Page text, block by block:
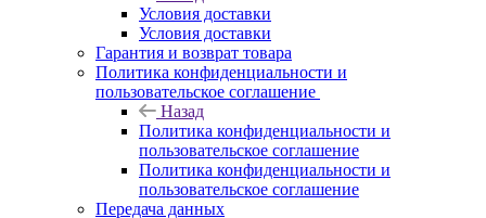
Условия доставки
Условия доставки
Гарантия и возврат товара
Политика конфиденциальности и
пользовательское соглашение
Назад
Политика конфиденциальности и
пользовательское соглашение
Политика конфиденциальности и
пользовательское соглашение
Передача данных